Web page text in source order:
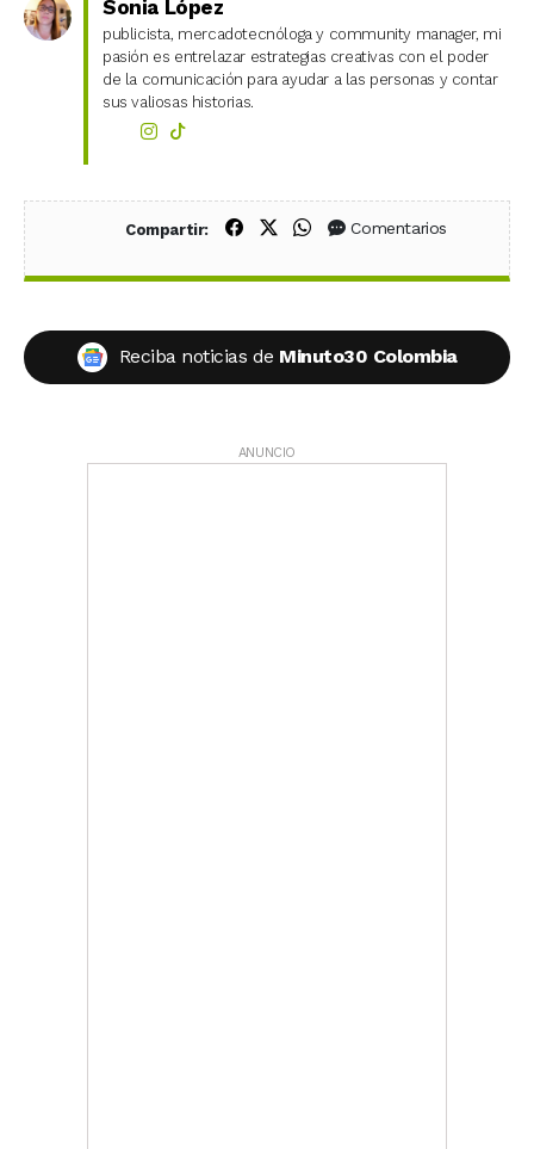
Sonia López
publicista, mercadotecnóloga y community manager, mi
pasión es entrelazar estrategias creativas con el poder
de la comunicación para ayudar a las personas y contar
sus valiosas historias.
Compartir: Compartir en Facebook
Compartir en X (Twitter)
Compartir en WhatsApp
Comentarios
Reciba noticias de Minuto30 Colombia
ANUNCIO